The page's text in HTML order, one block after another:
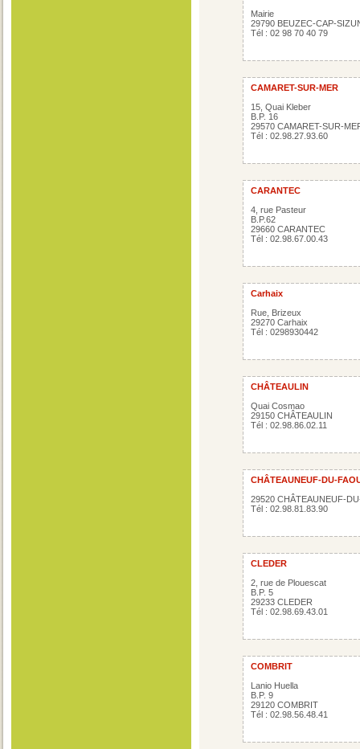
Mairie
29790 BEUZEC-CAP-
Tél : 02 98 70 40 79
CAMARET-SUR-MER
15, Quai Kleber
B.P. 16
29570 CAMARET-SUR-
Tél : 02.98.27.93.60
CARANTEC
4, rue Pasteur
B.P.62
29660 CARANTEC
Tél : 02.98.67.00.43
Carhaix
Rue, Brizeux
29270 Carhaix
Tél : 0298930442
CHÂTEAULIN
Quai Cosmao
29150 CHÂTEAULIN
Tél : 02.98.86.02.11
CHÂTEAUNEUF-DU-
29520 CHÂTEAUNEUF-
Tél : 02.98.81.83.90
CLEDER
2, rue de Plouescat
B.P. 5
29233 CLEDER
Tél : 02.98.69.43.01
COMBRIT
Lanio Huella
B.P. 9
29120 COMBRIT
Tél : 02.98.56.48.41